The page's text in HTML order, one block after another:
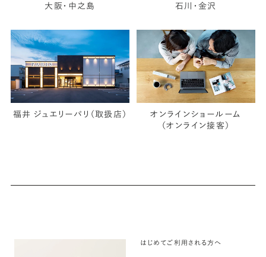
大阪・中之島 石川・金沢
福井 ジュエリーパリ（取扱店）
オンラインショールーム
（オンライン接客）
はじめてご利用される方へ